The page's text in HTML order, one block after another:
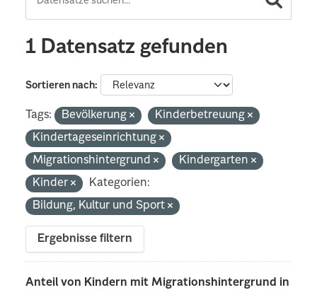
1 Datensatz gefunden
Sortieren nach
Tags: Bevölkerung
Kinderbetreuung
Kindertageseinrichtung
Migrationshintergrund
Kindergarten
Kinder
Kategorien:
Bildung, Kultur und Sport
Ergebnisse filtern
Anteil von Kindern mit Migrationshintergrund in